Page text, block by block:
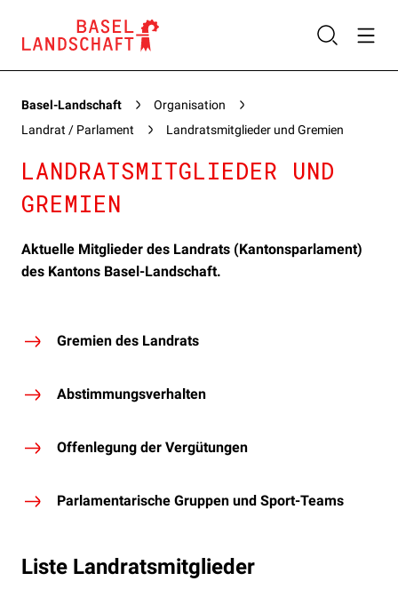
Basel-Landschaft
Organisation
Landrat / Parlament
Landratsmitglieder und Gremien
LANDRATSMITGLIEDER UND
GREMIEN
Aktuelle Mitglieder des Landrats (Kantonsparlament)
des Kantons Basel-Landschaft.
Gremien des Landrats
Abstimmungsverhalten
Offenlegung der Vergütungen
Parlamentarische Gruppen und Sport-Teams
Liste Landratsmitglieder